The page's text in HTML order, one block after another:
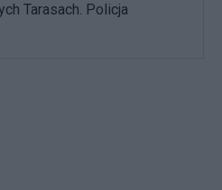
Tarasach. Policja